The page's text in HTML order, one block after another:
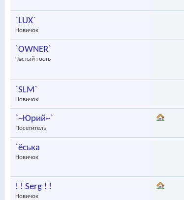
`LUX`
Новичок
`OWNER`
Частый гость
`SLM`
Новичок
`~Юрий~`
Посетитель
`ёська
Новичок
! ! Serg ! !
Новичок